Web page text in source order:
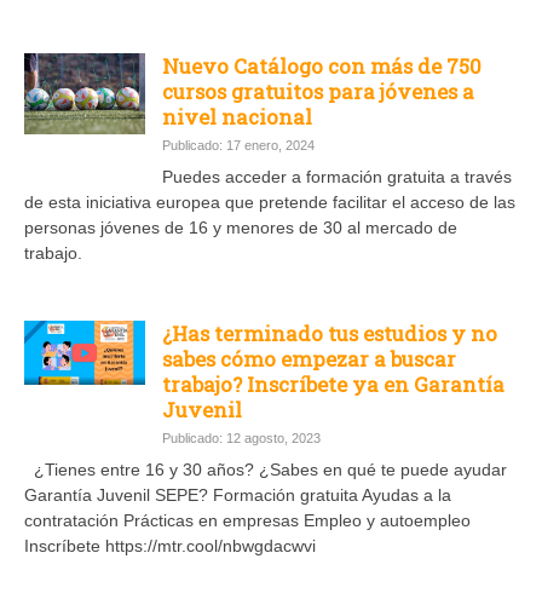
Nuevo Catálogo con más de 750
cursos gratuitos para jóvenes a
nivel nacional
Publicado: 17 enero, 2024
Puedes acceder a formación gratuita a través
de esta iniciativa europea que pretende facilitar el acceso de las
personas jóvenes de 16 y menores de 30 al mercado de
trabajo.
¿Has terminado tus estudios y no
sabes cómo empezar a buscar
trabajo? Inscríbete ya en Garantía
Juvenil
Publicado: 12 agosto, 2023
¿Tienes entre 16 y 30 años? ¿Sabes en qué te puede ayudar
Garantía Juvenil SEPE? Formación gratuita Ayudas a la
contratación Prácticas en empresas Empleo y autoempleo
Inscríbete https://mtr.cool/nbwgdacwvi